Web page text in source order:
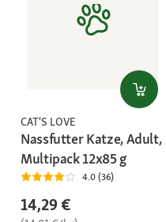
CAT'S LOVE
Nassfutter Katze, Adult,
Multipack 12x85 g
4.0 (36)
14,29 €